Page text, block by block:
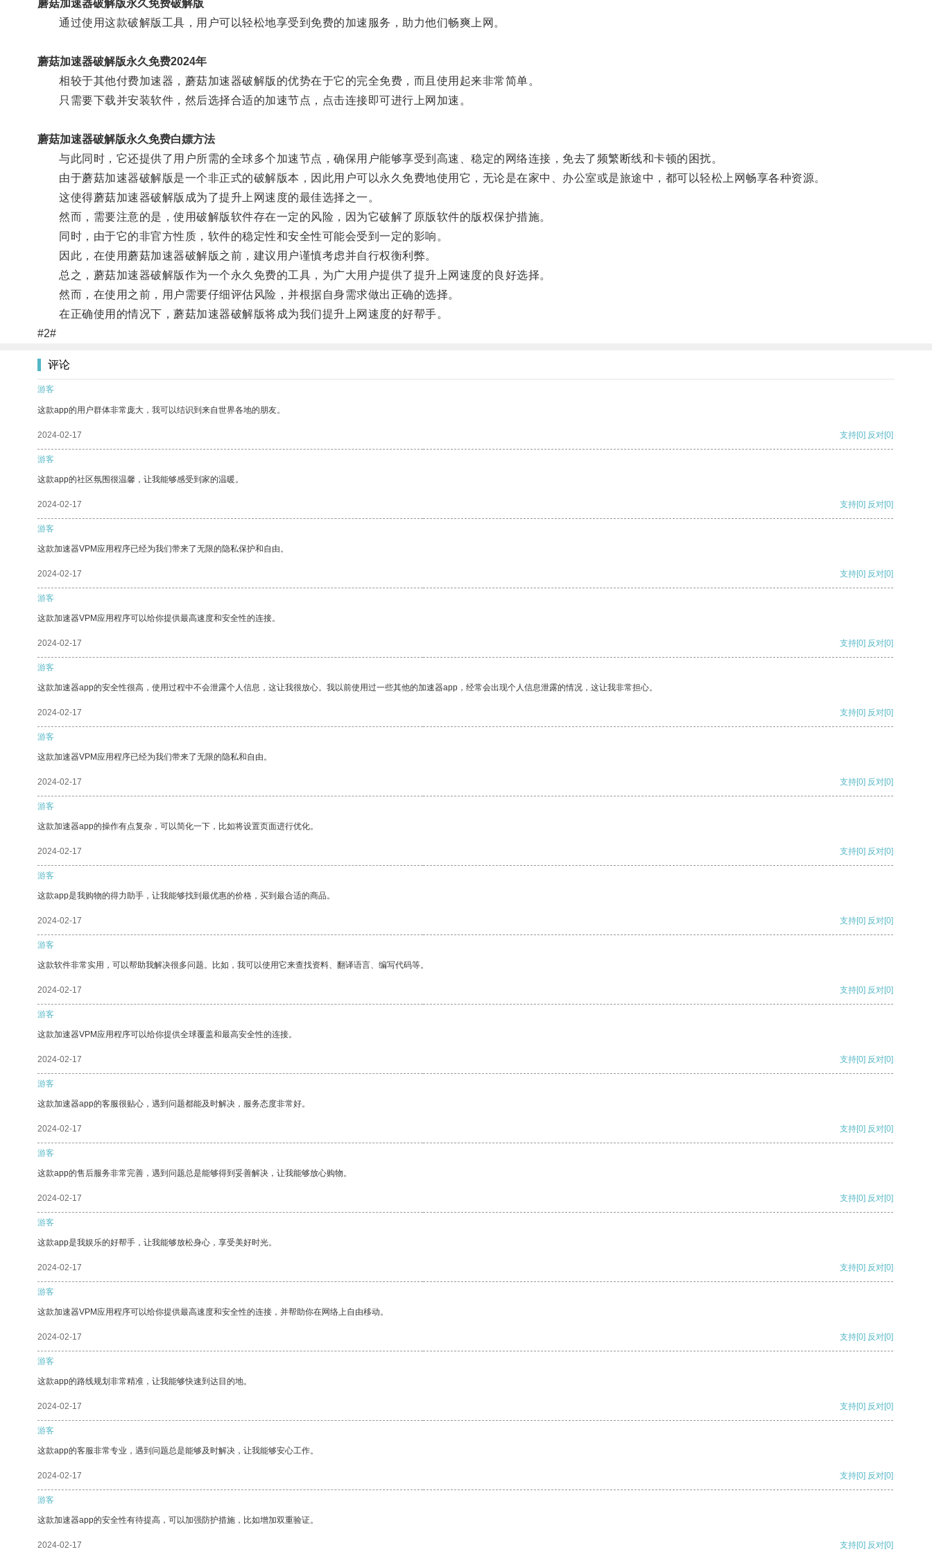
蘑菇加速器破解版永久免费破解版
通过使用这款破解版工具，用户可以轻松地享受到免费的加速服务，助力他们畅爽上网。
蘑菇加速器破解版永久免费2024年
相较于其他付费加速器，蘑菇加速器破解版的优势在于它的完全免费，而且使用起来非常简单。
只需要下载并安装软件，然后选择合适的加速节点，点击连接即可进行上网加速。
蘑菇加速器破解版永久免费白嫖方法
与此同时，它还提供了用户所需的全球多个加速节点，确保用户能够享受到高速、稳定的网络连接，免去了频繁断线和卡顿的困扰。
由于蘑菇加速器破解版是一个非正式的破解版本，因此用户可以永久免费地使用它，无论是在家中、办公室或是旅途中，都可以轻松上网畅享各种资源。
这使得蘑菇加速器破解版成为了提升上网速度的最佳选择之一。
然而，需要注意的是，使用破解版软件存在一定的风险，因为它破解了原版软件的版权保护措施。
同时，由于它的非官方性质，软件的稳定性和安全性可能会受到一定的影响。
因此，在使用蘑菇加速器破解版之前，建议用户谨慎考虑并自行权衡利弊。
总之，蘑菇加速器破解版作为一个永久免费的工具，为广大用户提供了提升上网速度的良好选择。
然而，在使用之前，用户需要仔细评估风险，并根据自身需求做出正确的选择。
在正确使用的情况下，蘑菇加速器破解版将成为我们提升上网速度的好帮手。
#2#
评论
游客
这款app的用户群体非常庞大，我可以结识到来自世界各地的朋友。
2024-02-17 支持[0] 反对[0]
游客
这款app的社区氛围很温馨，让我能够感受到家的温暖。
2024-02-17 支持[0] 反对[0]
游客
这款加速器VPM应用程序已经为我们带来了无限的隐私保护和自由。
2024-02-17 支持[0] 反对[0]
游客
这款加速器VPM应用程序可以给你提供最高速度和安全性的连接。
2024-02-17 支持[0] 反对[0]
游客
这款加速器app的安全性很高，使用过程中不会泄露个人信息，这让我很放心。我以前使用过一些其他的加速器app，经常会出现个人信息泄露的情况，这让我非常担心。
2024-02-17 支持[0] 反对[0]
游客
这款加速器VPM应用程序已经为我们带来了无限的隐私和自由。
2024-02-17 支持[0] 反对[0]
游客
这款加速器app的操作有点复杂，可以简化一下，比如将设置页面进行优化。
2024-02-17 支持[0] 反对[0]
游客
这款app是我购物的得力助手，让我能够找到最优惠的价格，买到最合适的商品。
2024-02-17 支持[0] 反对[0]
游客
这款软件非常实用，可以帮助我解决很多问题。比如，我可以使用它来查找资料、翻译语言、编写代码等。
2024-02-17 支持[0] 反对[0]
游客
这款加速器VPM应用程序可以给你提供全球覆盖和最高安全性的连接。
2024-02-17 支持[0] 反对[0]
游客
这款加速器app的客服很贴心，遇到问题都能及时解决，服务态度非常好。
2024-02-17 支持[0] 反对[0]
游客
这款app的售后服务非常完善，遇到问题总是能够得到妥善解决，让我能够放心购物。
2024-02-17 支持[0] 反对[0]
游客
这款app是我娱乐的好帮手，让我能够放松身心，享受美好时光。
2024-02-17 支持[0] 反对[0]
游客
这款加速器VPM应用程序可以给你提供最高速度和安全性的连接，并帮助你在网络上自由移动。
2024-02-17 支持[0] 反对[0]
游客
这款app的路线规划非常精准，让我能够快速到达目的地。
2024-02-17 支持[0] 反对[0]
游客
这款app的客服非常专业，遇到问题总是能够及时解决，让我能够安心工作。
2024-02-17 支持[0] 反对[0]
游客
这款加速器app的安全性有待提高，可以加强防护措施，比如增加双重验证。
2024-02-17 支持[0] 反对[0]